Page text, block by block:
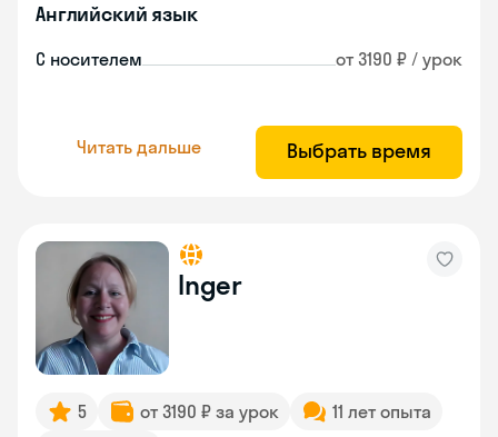
Английский язык
С носителем от 3190 ₽ / урок
Читать дальше Выбрать время
Inger
5 от 3190 ₽ за урок
11 лет опыта